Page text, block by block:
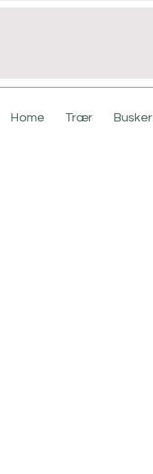
Home Trær Busker